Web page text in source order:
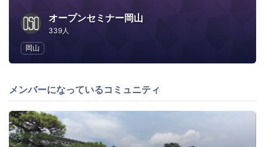
オープンセミナー岡山
339人
岡山
メンバーになっているコミュニティ